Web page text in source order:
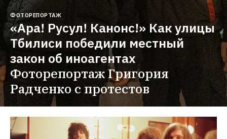
ФОТОРЕПОРТАЖ
«Ара! Русул! Канонс!» Как улицы
Тбилиси победили местный
закон об иноагентах
Фоторепортаж Григория
Радченко с протестов